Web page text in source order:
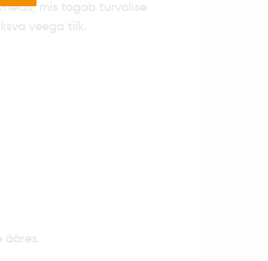
mis tagab turvalise
veega tiik.